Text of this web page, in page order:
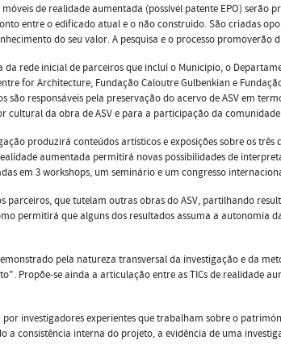
de realidade aumentada (possível patente EPO) serão
entre o edificado atual e o não construido. São criadas
do seu valor. A pesquisa e o processo
rede inicial de parceiros que incluí o Município, o
for Architecture, Fundação Caloutre Gulbenkian e
responsáveis pela preservação do acervo de ASV em
cultural da obra de ASV e para a participação da
produzirá conteúdos artísticos e exposições sobre os
aumentada permitirá novas possibilidades de
em 3 workshops, um seminário e um congresso
parceiros, que tutelam outras obras do ASV, partilhando
permitirá que alguns dos resultados assuma a autonomia
pela natureza transversal da investigação e da
Propõe-se ainda a articulação entre as TICs de realidade
investigadores experientes que trabalham sobre o
a consistência interna do projeto, a evidência de uma